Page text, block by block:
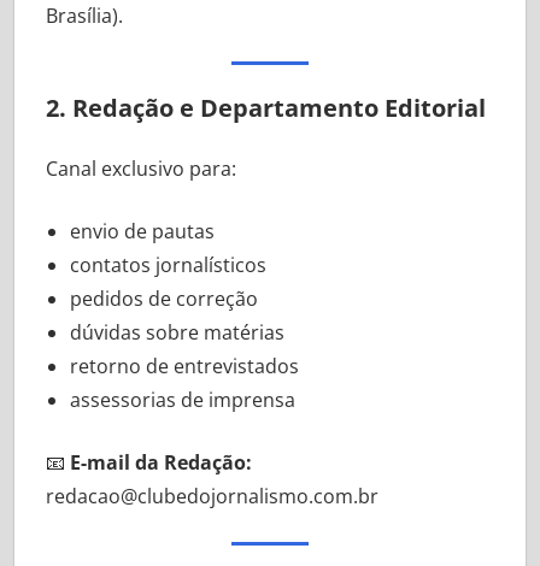
Brasília).
2. Redação e Departamento Editorial
Canal exclusivo para:
envio de pautas
contatos jornalísticos
pedidos de correção
dúvidas sobre matérias
retorno de entrevistados
assessorias de imprensa
📧 E-mail da Redação:
redacao@clubedojornalismo.com.br